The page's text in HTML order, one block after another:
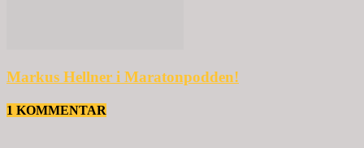
Markus Hellner i Maratonpodden!
1 KOMMENTAR